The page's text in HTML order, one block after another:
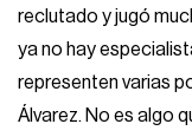
reclutado y jugó
ya no hay
representen varias
Álvarez. No es algo